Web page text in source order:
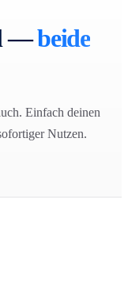
—beide
Einfach deinen
Nutzen.